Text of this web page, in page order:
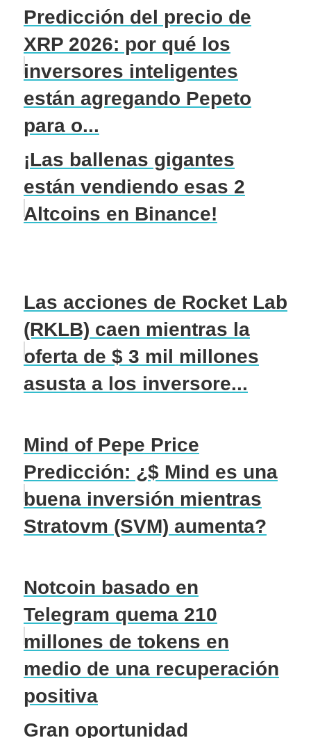
Predicción del precio de
XRP 2026: por qué los
inversores inteligentes
están agregando Pepeto
para o...
¡Las ballenas gigantes
están vendiendo esas 2
Altcoins en Binance!
Las acciones de Rocket Lab
(RKLB) caen mientras la
oferta de $ 3 mil millones
asusta a los inversore...
Mind of Pepe Price
Predicción: ¿$ Mind es una
buena inversión mientras
Stratovm (SVM) aumenta?
Notcoin basado en
Telegram quema 210
millones de tokens en
medio de una recuperación
positiva
Gran oportunidad